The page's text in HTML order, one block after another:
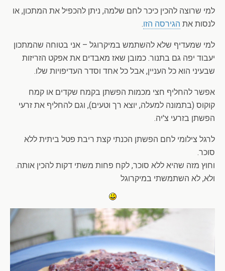
למי שרוצה להכין כיכר לחם שלמה, ניתן להכפיל את המתכון, או
לנסות את הגירסה הזו.
למי שמעדיף שלא להשתמש במיקרוגל – אני בטוחה שהמתכון
יעבוד יפה גם בתנור. כמובן שאז מאבדים את אפקט הזריזות
שבעיני הוא כל העניין, אבל כל אחד וסדר העדיפויות שלו.
אפשר להחליף חצי מכמות הפשתן בקמח שקדים או קמח
קוקוס (בתמונה למעלה, יוצא רך וטעים), וגם להחליף את זרעי
הפשתן בזרעי צ'יה.
לרגל צילומי לחם הפשתן הכנתי קצת ריבת פטל ביתית ללא
סוכר.
וחוץ מזה שהיא ללא סוכר, לקח פחות משתי דקות להכין אותה.
ולא, לא השתמשתי במיקרוגל